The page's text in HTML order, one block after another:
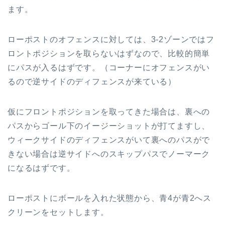
ます。
ローポストのオフェンスに対しては、3-2ゾーンではフ
ロントポジションを取らないはずなので、比較的簡単
にパスが入るはずです。（コーナーにオフェンスがい
るので逆サイドのディフェンスが来ている）
仮にフロントポジションを取ってきた場合は、裏への
パスからゴール下のイージーショットが打てますし、
ウィークサイドのディフェンスがいて裏へのパスがで
きない場合は逆サイドへのスキップパスでノーマーク
になるはずです。
ローポストにボールを入れた状態から、青4が青2へス
クリーンをセットします。